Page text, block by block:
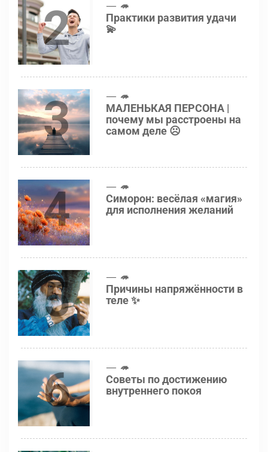
2 🦔
Практики развития удачи
💫
3 🦔
МАЛЕНЬКАЯ ПЕРСОНА |
почему мы расстроены на
самом деле ☹️
4 🦔
Симорон: весёлая «магия»
для исполнения желаний
5 🦔
Причины напряжённости в
теле ✨
6 🦔
Советы по достижению
внутреннего покоя